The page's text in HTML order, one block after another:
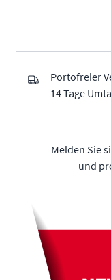
Portofreier
14 Tage
Melden Sie
und